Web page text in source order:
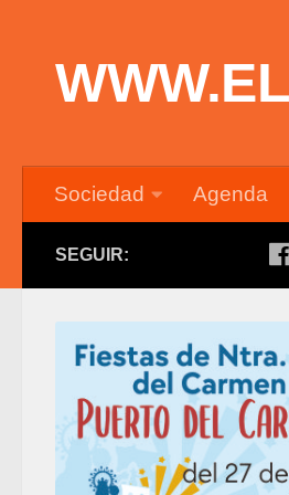
Sociedad Agenda
SEGUIR: